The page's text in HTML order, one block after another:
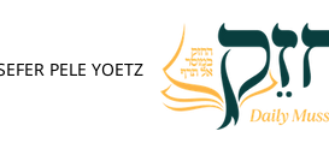
PELE YOETZ